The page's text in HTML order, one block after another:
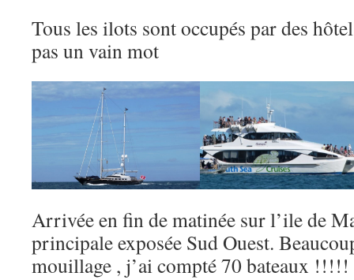
Tous les ilots sont occupés par des
pas un vain mot
Arrivée en fin de matinée sur l’ile de
principale exposée Sud Ouest.
mouillage , j’ai compté 70 bateaux !!!!!